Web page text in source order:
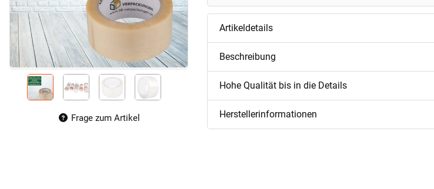
Frage zum Artikel
Artikeldetails
Beschreibung
Hohe Qualität bis in die Details
Herstellerinformationen